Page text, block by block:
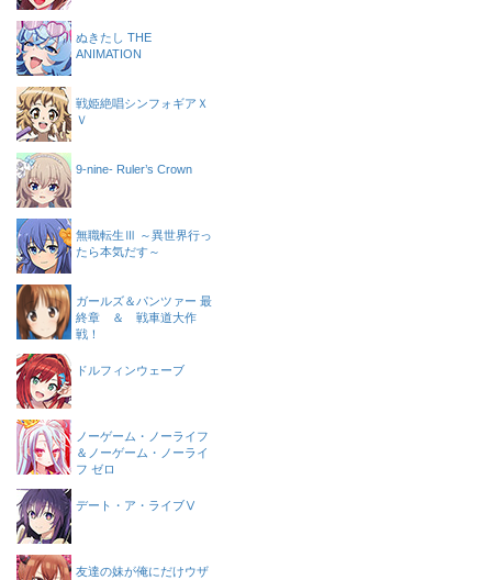
ぬきたし THE
ANIMATION
戦姫絶唱シンフォギアＸ
Ｖ
9-nine- Ruler’s Crown
無職転生Ⅲ ～異世界行っ
たら本気だす～
ガールズ＆パンツァー 最
終章 ＆ 戦車道大作
戦！
ドルフィンウェーブ
ノーゲーム・ノーライフ
＆ノーゲーム・ノーライ
フ ゼロ
デート・ア・ライブⅤ
友達の妹が俺にだけウザ